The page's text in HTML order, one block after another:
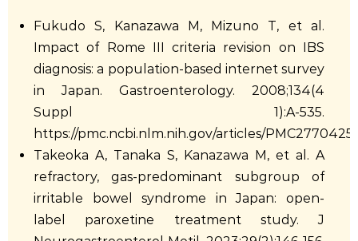
Fukudo S, Kanazawa M, Mizuno T, et al.
Impact of Rome III criteria revision on IBS
diagnosis: a population-based internet survey
in Japan. Gastroenterology. 2008;134(4
Suppl 1):A-535.
https://pmc.ncbi.nlm.nih.gov/articles/PMC2770425/
Takeoka A, Tanaka S, Kanazawa M, et al. A
refractory, gas-predominant subgroup of
irritable bowel syndrome in Japan: open-
label paroxetine treatment study. J